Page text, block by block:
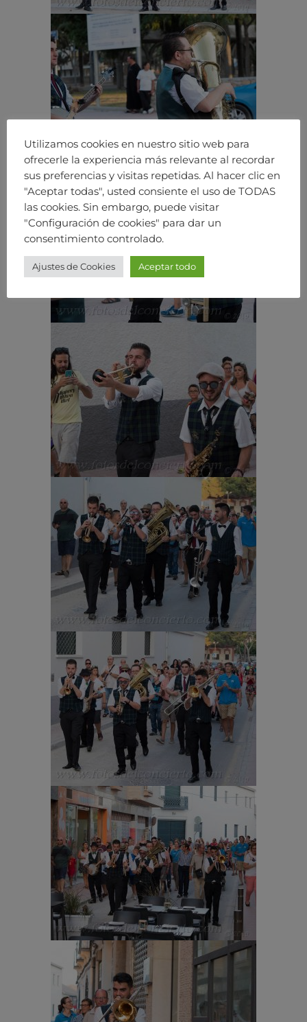
Utilizamos cookies en nuestro sitio web para
ofrecerle la experiencia más relevante al recordar
sus preferencias y visitas repetidas. Al hacer clic en
"Aceptar todas", usted consiente el uso de TODAS
las cookies. Sin embargo, puede visitar
"Configuración de cookies" para dar un
consentimiento controlado.
Ajustes de Cookies Aceptar todo